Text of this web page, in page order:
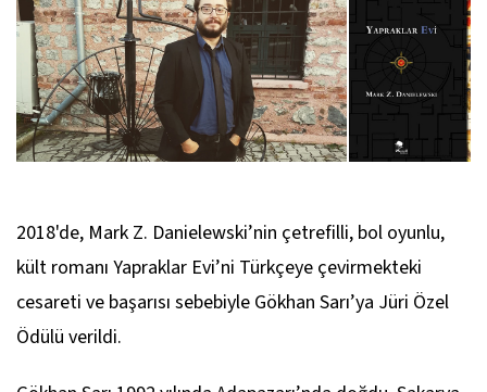
2018'de, Mark Z. Danielewski’nin çetrefilli, bol oyunlu,
kült romanı Yapraklar Evi’ni Türkçeye çevirmekteki
cesareti ve başarısı sebebiyle Gökhan Sarı’ya Jüri Özel
Ödülü verildi.